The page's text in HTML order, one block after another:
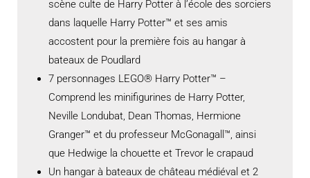
scène culte de Harry Potter à l’école des sorciers
dans laquelle Harry Potter™ et ses amis
accostent pour la première fois au hangar à
bateaux de Poudlard
7 personnages LEGO® Harry Potter™ –
Comprend les minifigurines de Harry Potter,
Neville Londubat, Dean Thomas, Hermione
Granger™ et du professeur McGonagall™, ainsi
que Hedwige la chouette et Trevor le crapaud
Un hangar à bateaux de château médiéval et 2